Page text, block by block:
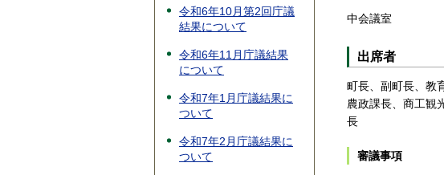
令和6年10月第2回庁議
結果について
令和6年11月庁議結果
について
令和7年1月庁議結果に
ついて
令和7年2月庁議結果に
ついて
中会議室
出席者
町長、副町長、教
農政課長、商工観
長
審議事項